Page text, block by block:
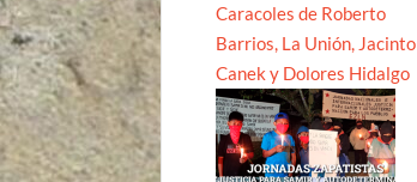
Caracoles de Roberto
Barrios, La Unión, Jacinto
Canek y Dolores Hidalgo